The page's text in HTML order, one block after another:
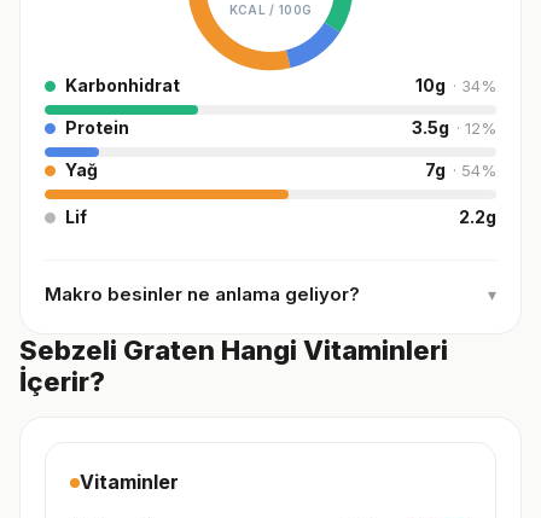
KCAL / 100G
Karbonhidrat 10g · 34%
Protein 3.5g · 12%
Yağ 7g · 54%
Lif 2.2g
Makro besinler ne anlama geliyor? ▾
Sebzeli Graten Hangi Vitaminleri
İçerir?
Vitaminler